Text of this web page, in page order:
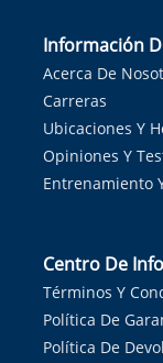
Información
Acerca De
Carreras
Ubicaciones Y
Opiniones Y
Entrenamiento
Centro De
Términos Y
Política De
Política De